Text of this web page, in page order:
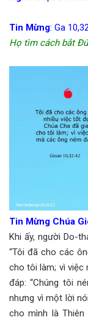
Tin Mừng: Ga
Họ tìm cách bắt
Tin Mừng Chúa
Khi ấy, người Do-
“Tôi đã cho các
cho tôi làm; vì việc
đáp: “Chúng tôi
nhưng vì một lời
cho mình là Thiên